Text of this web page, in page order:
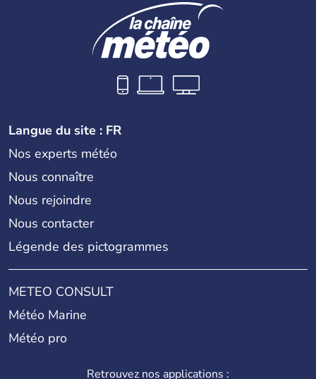
Langue du site : FR
Nos experts météo
Nous connaître
Nous rejoindre
Nous contacter
Légende des pictogrammes
METEO CONSULT
Météo Marine
Météo pro
Retrouvez nos applications :